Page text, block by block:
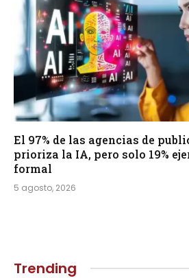
El 97% de las agencias de
prioriza la IA, pero solo 19%
formal
5 agosto, 2026
Trending